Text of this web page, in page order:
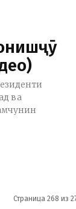
ва
Страница 268 из